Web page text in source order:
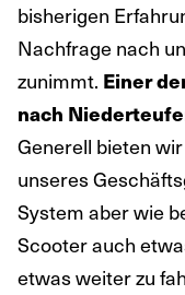
bisherigen
Nachfrage nach
zunimmt. Einer
nach
Generell bieten
unseres
System aber wie
Scooter auch
etwas weiter zu